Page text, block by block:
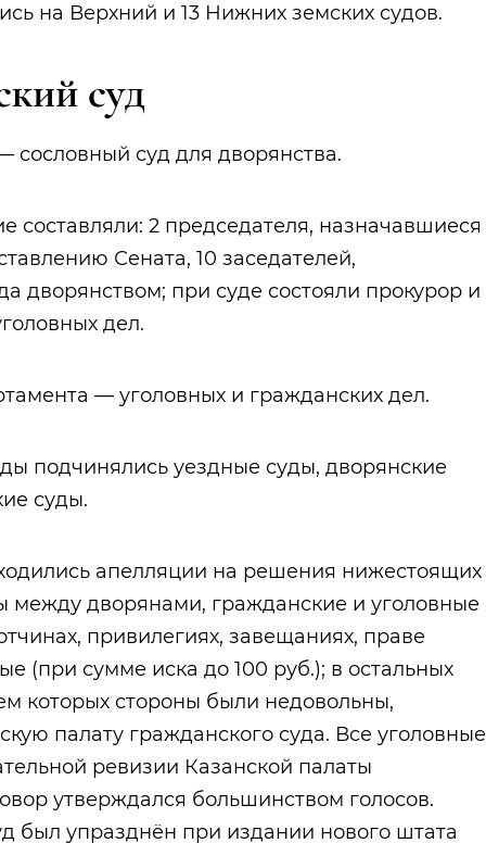
на Верхний и 13 Нижних земских судов.
суд
сословный суд для дворянства.
составляли: 2 председателя, назначавшиеся
Сената, 10 заседателей,
дворянством; при суде состояли прокурор и
дел.
— уголовных и гражданских дел.
подчинялись уездные суды, дворянские
суды.
апелляции на решения нижестоящих
между дворянами, гражданские и уголовные
привилегиях, завещаниях, праве
(при сумме иска до 100 руб.); в остальных
которых стороны были недовольны,
палату гражданского суда. Все уголовные
ревизии Казанской палаты
утверждался большинством голосов.
был упразднён при издании нового штата